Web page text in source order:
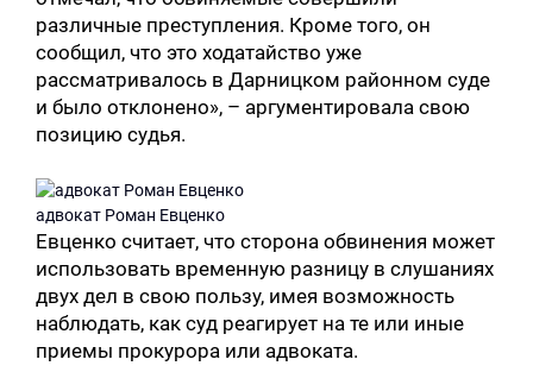
различные преступления. Кроме того, он
сообщил, что это ходатайство уже
рассматривалось в Дарницком районном суде
и было отклонено», – аргументировала свою
позицию судья.
адвокат Роман Евценко
Евценко считает, что сторона обвинения может
использовать временную разницу в слушаниях
двух дел в свою пользу, имея возможность
наблюдать, как суд реагирует на те или иные
приемы прокурора или адвоката.